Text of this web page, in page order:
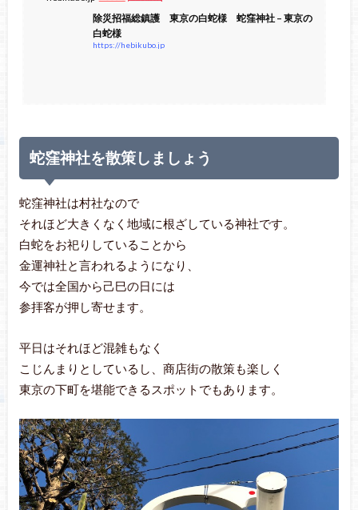
除災招福総鎮護 東京の白蛇様 蛇窪神社 – 東京の
白蛇様
https://hebikubo.jp
蛇窪神社を散策しましょう
蛇窪神社は村社なので
それほど大きくなく地域に根ざしている神社です。
白蛇をお祀りしていることから
金運神社と言われるようになり、
今では全国から己巳の日には
参拝客が押し寄せます。
平日はそれほど混雑もなく
こじんまりとしているし、商店街の散策も楽しく
東京の下町を堪能できるスポットでもあります。